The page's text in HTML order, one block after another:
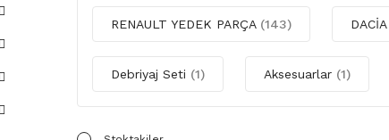
RENAULT YEDEK PARÇA (143)
Debriyaj Seti (1) Aksesuarlar (1)